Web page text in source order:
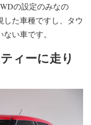
の設定のみなの
た車種ですし、タウ
い車です。
ィーに走り